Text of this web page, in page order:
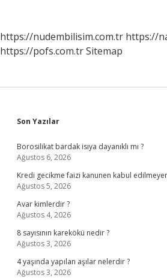
https://nudembilisim.com.tr https://
https://pofs.com.trSitemap
Sidebar
Son Yazılar
Borosilikat bardak isıya dayanıklı mı ?
Ağustos 6, 2026
Kredi gecikme faizi kanunen kabul
Ağustos 5, 2026
Avar kimlerdir ?
Ağustos 4, 2026
8 sayısının karekökü nedir ?
Ağustos 3, 2026
4 yaşında yapılan aşılar nelerdir ?
Ağustos 3, 2026